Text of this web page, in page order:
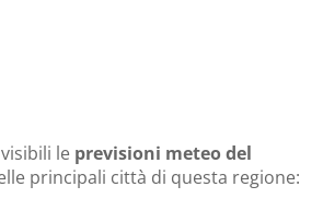
le previsioni meteo del
principali città di questa regione: